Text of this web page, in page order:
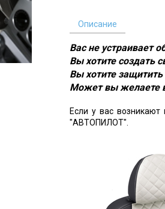
Описание
Вас не устраивает
Вы хотите создать
Вы хотите
Может вы желаете
Если у вас
"АВТОПИЛОТ".